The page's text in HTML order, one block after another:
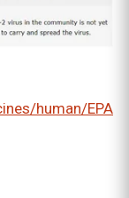
human/EPA